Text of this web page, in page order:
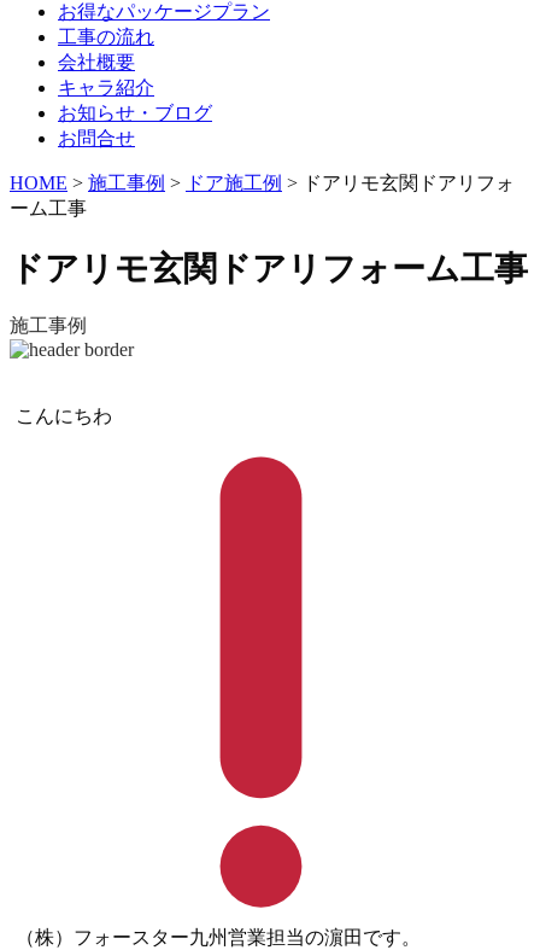
お得なパッケージプラン
工事の流れ
会社概要
キャラ紹介
お知らせ・ブログ
お問合せ
HOME > 施工事例 > ドア施工例 > ドアリモ玄関ドアリフォ
ーム工事
ドアリモ玄関ドアリフォーム工事
施工事例
こんにちわ
（株）フォースター九州営業担当の濵田です。